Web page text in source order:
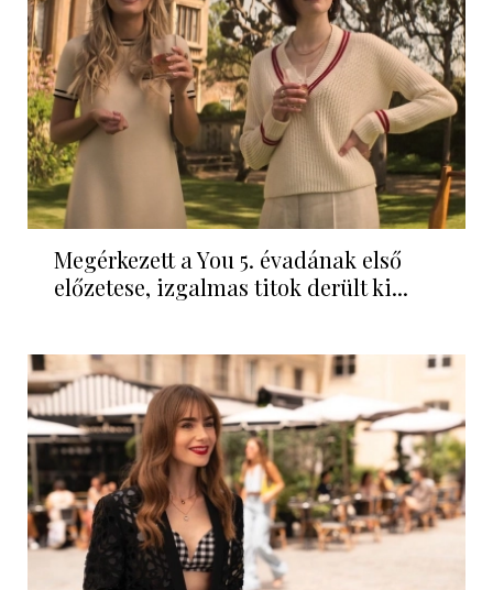
Megérkezett a You 5. évadának első
előzetese, izgalmas titok derült ki...